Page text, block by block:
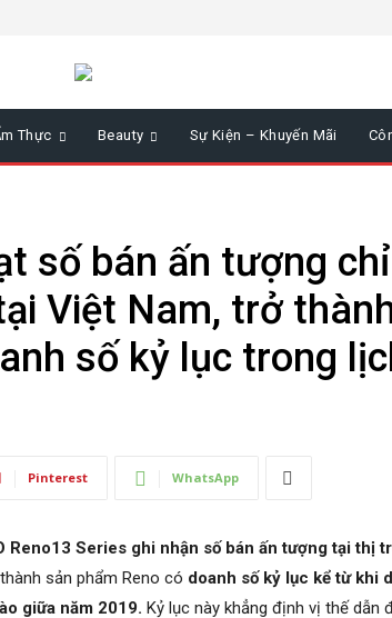
Thực Beauty Sự Kiện – Khuyến Mãi
số bán ấn tượng
Việt Nam, trở
số kỷ lục trong
Pinterest WhatsApp
Reno13 Series ghi nhận số bán ấn tượng tại thị
sản phẩm Reno có doanh số kỷ lục kể từ khi
giữa năm 2019. Kỷ lục này khẳng định vị thế dẫn